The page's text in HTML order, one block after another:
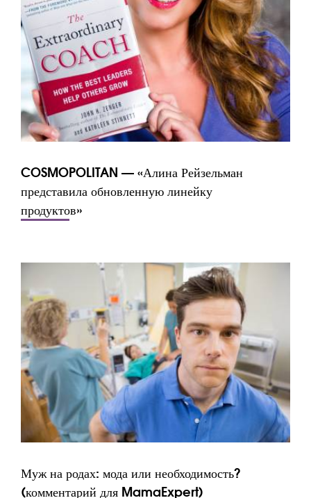
COSMOPOLITAN — «Алина Рейзельман
представила обновленную линейку
продуктов»
Муж на родах: мода или необходимость?
(комментарий для MamaExpert)